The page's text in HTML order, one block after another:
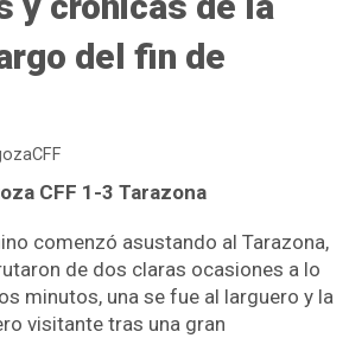
del fin de
CFF 1-3 Tarazona
comenzó asustando al Tarazona,
de dos claras ocasiones a lo
minutos, una se fue al larguero y la
visitante tras una gran